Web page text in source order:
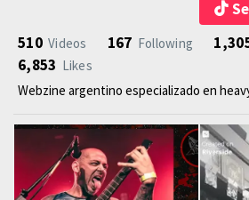
510 Videos 167 Following
6,853 Likes
Webzine argentino especializado en